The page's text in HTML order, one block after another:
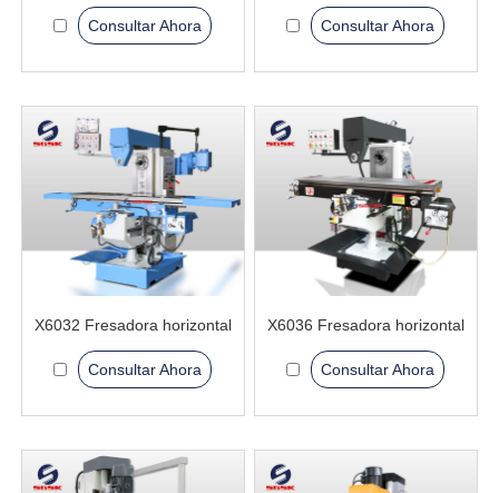
Consultar Ahora Consultar Ahora
X6032 Fresadora horizontal
Consultar Ahora
X6036 Fresadora horizontal
Consultar Ahora